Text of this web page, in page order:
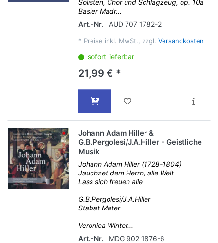
Solisten, Chor und Schlagzeug, op. 10a
Basler Madr...
Art.-Nr.
AUD 707 1782-2
* Preise inkl. MwSt., zzgl. Versandkosten
sofort lieferbar
21,99 € *
Johann Adam Hiller &
G.B.Pergolesi/J.A.Hiller - Geistliche
Musik
Johann Adam Hiller (1728-1804)
Jauchzet dem Herrn, alle Welt
Lass sich freuen alle
G.B.Pergolesi/J.A.Hiller
Stabat Mater
Veronica Winter...
Art.-Nr.
MDG 902 1876-6